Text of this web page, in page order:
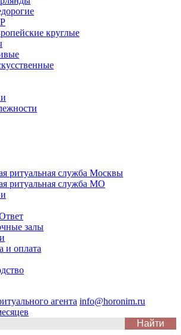
круглые
ритуальная служба Москвы
ритуальная служба МО
залы
и оплата
агента info@horonim.ru